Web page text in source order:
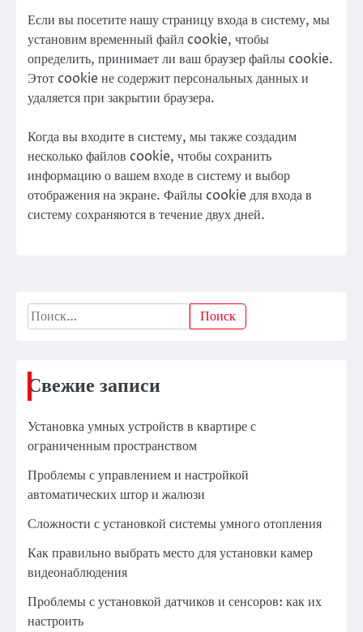
Если вы посетите нашу страницу входа в систему, мы
установим временный файл cookie, чтобы
определить, принимает ли ваш браузер файлы cookie.
Этот cookie не содержит персональных данных и
удаляется при закрытии браузера.
Когда вы входите в систему, мы также создадим
несколько файлов cookie, чтобы сохранить
информацию о вашем входе в систему и выбор
отображения на экране. Файлы cookie для входа в
систему сохраняются в течение двух дней.
Найти:
Свежие записи
Установка умных устройств в квартире с
ограниченным пространством
Проблемы с управлением и настройкой
автоматических штор и жалюзи
Сложности с установкой системы умного отопления
Как правильно выбрать место для установки камер
видеонаблюдения
Проблемы с установкой датчиков и сенсоров: как их
настроить